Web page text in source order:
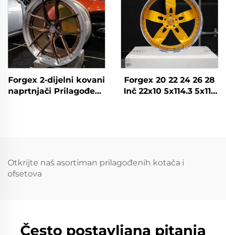
BMW F30 G20 F32 G22
M3 M4
Forgex 2-dijelni kovani
naprtnjači Prilagođeno
C8 GT-R
Forgex 20 22 24 26 28
Inč 22x10 5x114.3 5x115
Otkrijte naš asortiman prilagođenih kotača i
ofsetova
Često postavljana pitanja